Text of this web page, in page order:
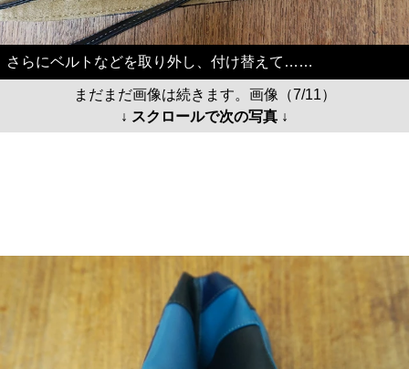
さらにベルトなどを取り外し、付け替えて……
まだまだ画像は続きます。画像（7/11）
↓ スクロールで次の写真 ↓